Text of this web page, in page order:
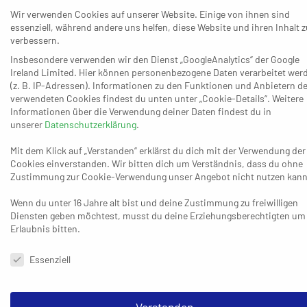
Eine Teil-Entschuldigung für die eigene Mannschaft fand
Trainer Stefan Tuitje nach dem 21:23 des ASV SR Aachen
(Zwölfter/7:35) gegen den Longericher SC II (Fünfter/24:20).
„Wir haben so noch nie zusammengespielt. Wir hatten unsere
Chancen, haben diese aber nicht genutzt“, meinte Tietje, „wir
gehen mit vier Toren vor und haben dann leider einen Knacks.
Insgesamt war unser Angriff zu sehr Stückwerk. Dann kriegen
nicht mehr richtig erholen konnten. Ich habe mich sehr
geärgert, weil mehr drin gewesen wäre.“ Nach dem 9:5 (21.) lag
Wende schaffte und vom 18:18 (46.) durch vier Treffer in Folge
entscheidend auf 22:18 (50.) davonzog. Im Anschluss ans 23:20
das 21:23 (60.) der Hausherren kam zu spät. Allgemeiner Tenor
Wir verwenden Cookies auf unserer Website. Einige von ihnen sind
essenziell, während andere uns helfen, diese Website und ihren Inhalt
verbessern.
Insbesondere verwenden wir den Dienst „GoogleAnalytics“ der Google
Ireland Limited. Hier können personenbezogene Daten verarbeitet
(z. B. IP-Adressen). Informationen zu den Funktionen und Anbietern
verwendeten Cookies findest du unten unter „Cookie-Details“. Weitere
Informationen über die Verwendung deiner Daten findest du in
unserer Datenschutzerklärung.
Mit dem Klick auf „Verstanden“ erklärst du dich mit der Verwendung der
Cookies einverstanden. Wir bitten dich um Verständnis, dass du ohne
Zustimmung zur Cookie-Verwendung unser Angebot nicht nutzen
Wenn du unter 16 Jahre alt bist und deine Zustimmung zu freiwilligen
Diensten geben möchtest, musst du deine Erziehungsberechtigten um
Erlaubnis bitten.
Datenschutzeinstellungen & Nutzungsbedingungen
Essenziell